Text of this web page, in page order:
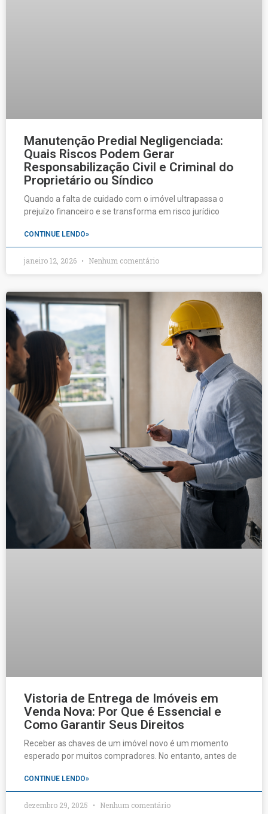
Manutenção Predial Negligenciada:
Quais Riscos Podem Gerar
Responsabilização Civil e Criminal do
Proprietário ou Síndico
Quando a falta de cuidado com o imóvel ultrapassa o
prejuízo financeiro e se transforma em risco jurídico
CONTINUE LENDO»
janeiro 12, 2026 Nenhum comentário
Vistoria de Entrega de Imóveis em
Venda Nova: Por Que é Essencial e
Como Garantir Seus Direitos
Receber as chaves de um imóvel novo é um momento
esperado por muitos compradores. No entanto, antes de
CONTINUE LENDO»
dezembro 29, 2025 Nenhum comentário